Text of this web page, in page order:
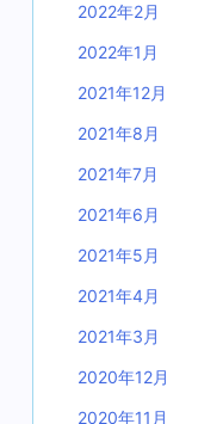
2022年2月
2022年1月
2021年12月
2021年8月
2021年7月
2021年6月
2021年5月
2021年4月
2021年3月
2020年12月
2020年11月